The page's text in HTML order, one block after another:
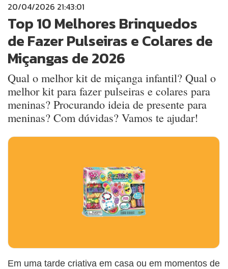
20/04/2026 21:43:01
Top 10 Melhores Brinquedos
de Fazer Pulseiras e Colares de
Miçangas de 2026
Qual o melhor kit de miçanga infantil? Qual o
melhor kit para fazer pulseiras e colares para
meninas? Procurando ideia de presente para
meninas? Com dúvidas? Vamos te ajudar!
Em uma tarde criativa em casa ou em momentos de